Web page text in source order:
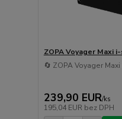
ZOPA Voyager Maxi
🔄 ZOPA Voyager
239,90 EUR/ks
195,04 EUR bez DPH